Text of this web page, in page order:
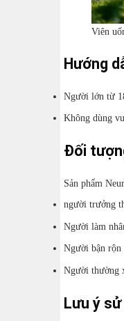
Viên
Hướng
Người lớn từ
Không dùng
Đối
Sản phẩm
người trưởng
Người làm
Người bận rộn
Người thường
Lưu ý